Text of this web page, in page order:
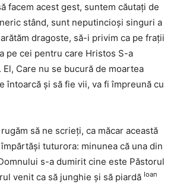
facem acest gest, suntem căutaţi de
stând, sunt neputincioşi singuri a
dragoste, să-i privim ca pe fraţii
pe cei pentru care Hristos S-a
Care nu se bucură de moartea
întoarcă şi să fie vii, va fi împreună cu
să ne scrieţi, ca măcar această
tuturora: minunea că una din
s-a dumirit cine este Păstorul
venit ca să junghie şi să piardă Ioan